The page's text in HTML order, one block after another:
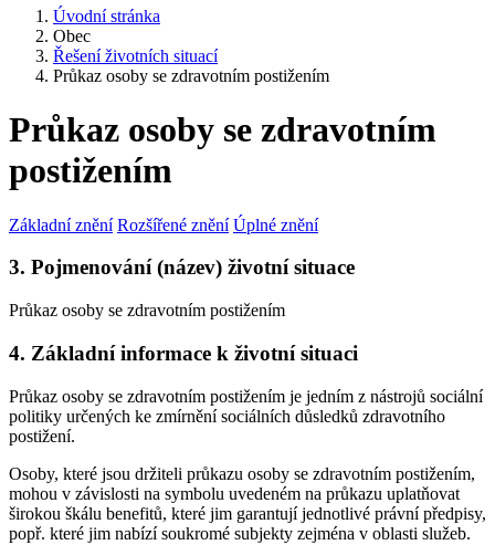
Úvodní stránka
Obec
Řešení životních situací
Průkaz osoby se zdravotním postižením
Průkaz osoby se zdravotním
postižením
Základní znění Rozšířené znění Úplné znění
3. Pojmenování (název) životní situace
Průkaz osoby se zdravotním postižením
4. Základní informace k životní situaci
Průkaz osoby se zdravotním postižením je jedním z nástrojů sociální
politiky určených ke zmírnění sociálních důsledků zdravotního
postižení.
Osoby, které jsou držiteli průkazu osoby se zdravotním postižením,
mohou v závislosti na symbolu uvedeném na průkazu uplatňovat
širokou škálu benefitů, které jim garantují jednotlivé právní předpisy,
popř. které jim nabízí soukromé subjekty zejména v oblasti služeb.